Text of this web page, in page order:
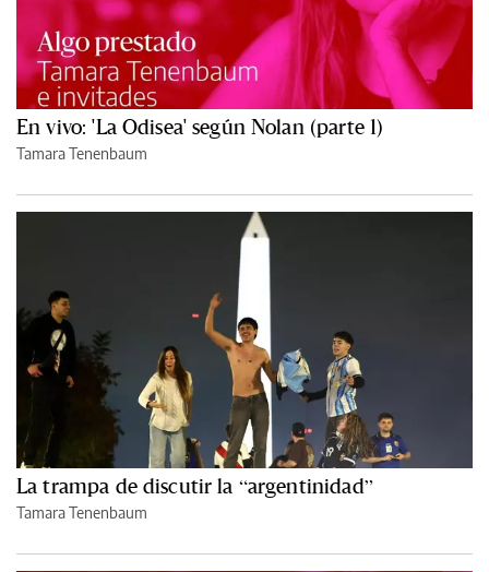
En vivo: 'La Odisea' según Nolan (parte 1)
Tamara Tenenbaum
La trampa de discutir la “argentinidad”
Tamara Tenenbaum